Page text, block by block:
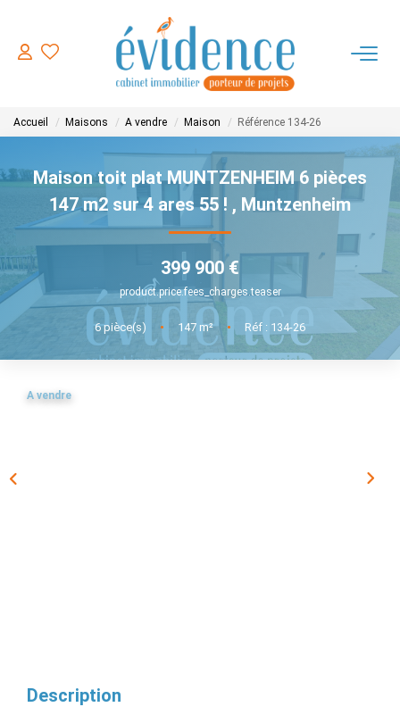
ACHETER
LOUER
ESTIMER
FAIRE GERER
NOTRE AGENCE
CONTACT
Accueil Maisons A vendre Maison Référence 134-26
Maison toit plat MUNTZENHEIM 6 pièces
147 m2 sur 4 ares 55 ! , Muntzenheim
399 900 €
product.price.fees_charges.teaser
6pièce(s) • 147 m² • Réf : 134-26
A vendre
Description